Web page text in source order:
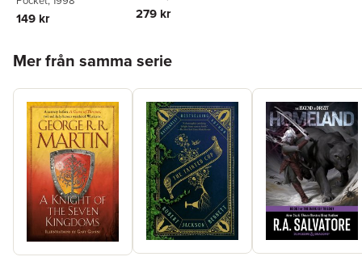
149 kr 279 kr
Mer från samma serie